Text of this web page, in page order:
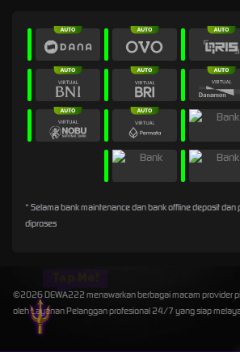
* Selama bank maintenance dan bank offline deposit dan
diproses
©2026 DEWA222 menawarkan berbagai macam provider
oleh Layanan Pelanggan profesional 24/7 yang siap